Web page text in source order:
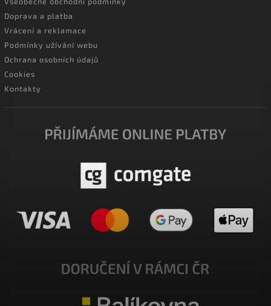
Doprava a platba
Vrácení a reklamace
Podmínky užívání webu
Ochrana osobních údajů
Cookies
Kontakty